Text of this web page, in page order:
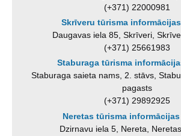
(+371) 22000981
Skrīveru tūrisma
Daugavas iela 85, Skrīveri,
(+371) 25661983
Staburaga tūrisma
Staburaga saieta nams, 2. stāvs,
pagasts
(+371) 29892925
Neretas tūrisma
Dzirnavu iela 5, Nereta,